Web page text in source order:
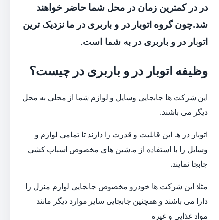
در در کمترین زمان در محل شما حاضر خواهند
شد.چون گروه اتوبار در و باربری در ما نزدیک ترین
اتوبار در و باربری در به شما است.
وظیفه اتوبار در و باربری در چیست؟
این شرکت ها جابجایی وسایل و لوازم شما از محلی به محل
دیگر می باشند.
اتوبار در ها این قابلیت و قدرت را دارند تا تمامی لوازم و
وسایل را با استفاده از ماشین های مخصوص اسباب کشی
جابجا نمایند.
مثلا این شرکت ها خودرو مخصوص جابجایی لوازم منزل را
دارا می باشند و همچنین جابجایی سایر موارد دیگر مانند
مواد غذایی و غیره